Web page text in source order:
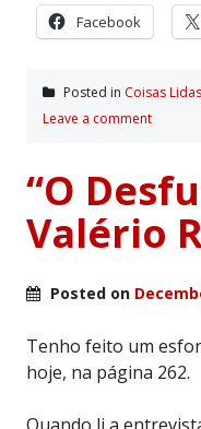
Facebook
Posted in Coisas Lidas
Leave a comment
“O
Valério
Posted on
Tenho feito um
hoje, na página 262.